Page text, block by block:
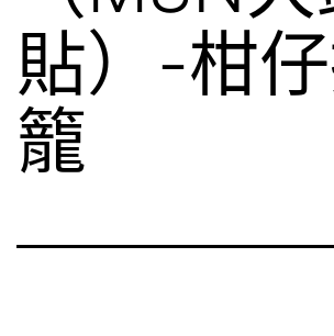
貼）-柑
籠